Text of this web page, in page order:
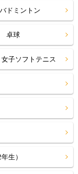
ドミントン
卓球
子ソフトテニス
生）